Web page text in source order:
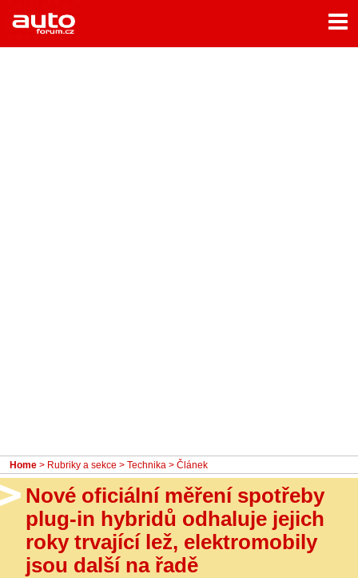
Home
Rubriky
Home > Rubriky a sekce > Technika > Článek
Nové oficiální měření spotřeby
plug-in hybridů odhaluje jejich
roky trvající lež, elektromobily
jsou další na řadě